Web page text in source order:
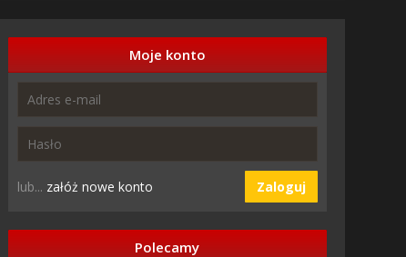
Moje konto
lub... załóż nowe konto Zaloguj
Polecamy